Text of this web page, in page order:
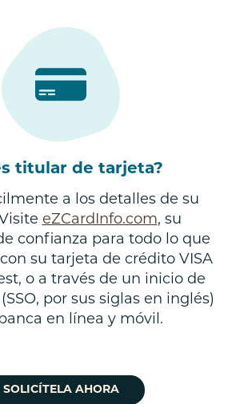
titular de tarjeta?
a los detalles de su
eZCardInfo.com, su
confianza para todo lo que
su tarjeta de crédito VISA
o a través de un inicio de
por sus siglas en inglés)
en línea y móvil.
SOLICÍTELA AHORA